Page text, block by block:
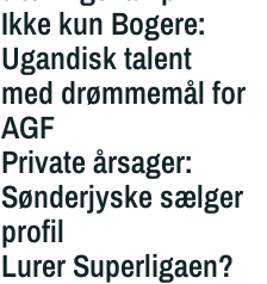
Ikke kun Bogere:
Ugandisk talent
med drømmemål for
AGF
Private årsager:
Sønderjyske sælger
profil
Lurer Superligaen?